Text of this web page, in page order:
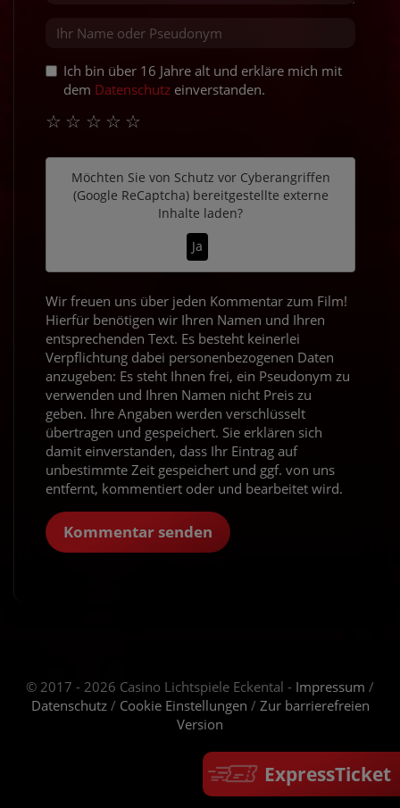
ExpressTicket
Ich bin über 16 Jahre alt und erkläre mich mit
dem Datenschutz einverstanden.
☆
☆
☆
☆
☆
Möchten Sie von Schutz vor Cyberangriffen
(Google ReCaptcha)bereitgestellte externe
Inhalte laden?
Ja
Wir freuen uns über jeden Kommentar zum Film!
Hierfür benötigen wir Ihren Namen und Ihren
entsprechenden Text. Es besteht keinerlei
Verpflichtung dabei personenbezogenen Daten
anzugeben: Es steht Ihnen frei, ein Pseudonym zu
verwenden und Ihren Namen nicht Preis zu
geben. Ihre Angaben werden verschlüsselt
übertragen und gespeichert. Sie erklären sich
damit einverstanden, dass Ihr Eintrag auf
unbestimmte Zeit gespeichert und ggf. von uns
entfernt, kommentiert oder und bearbeitet wird.
Kommentar senden
© 2017 - 2026 Casino Lichtspiele Eckental - Impressum /
Datenschutz/ Cookie Einstellungen / Zur barrierefreien
Version